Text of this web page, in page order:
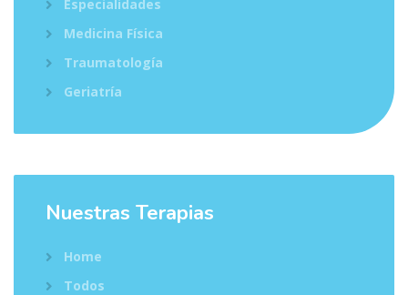
Especialidades
Medicina Física
Traumatología
Geriatría
Nuestras Terapias
Home
Todos